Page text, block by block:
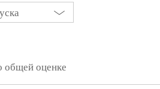
общей оценке